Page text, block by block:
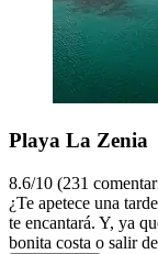
Playa La Zenia
8.6/10 (231
¿Te apetece una
te encantará. Y, ya
bonita costa o salir